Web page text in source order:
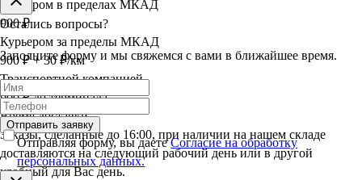
Курьером в пределах МКАД
900 ₽
Курьером за пределы МКАД
900 ₽ + 30 ₽/км
Транспортной компанией
900 ₽ до терминала
Время доставки
Заказы, сделанные до 16:00, при наличии на нашем складе
доставляются на следующий рабочий день или в другой
удобный для Вас день.
Остались вопросы?
Заполните форму и мы свяжемся с вами в ближайшее время.
Отправить заявку
Отправляя форму, вы даетеСогласие на обработку
персональных данных.